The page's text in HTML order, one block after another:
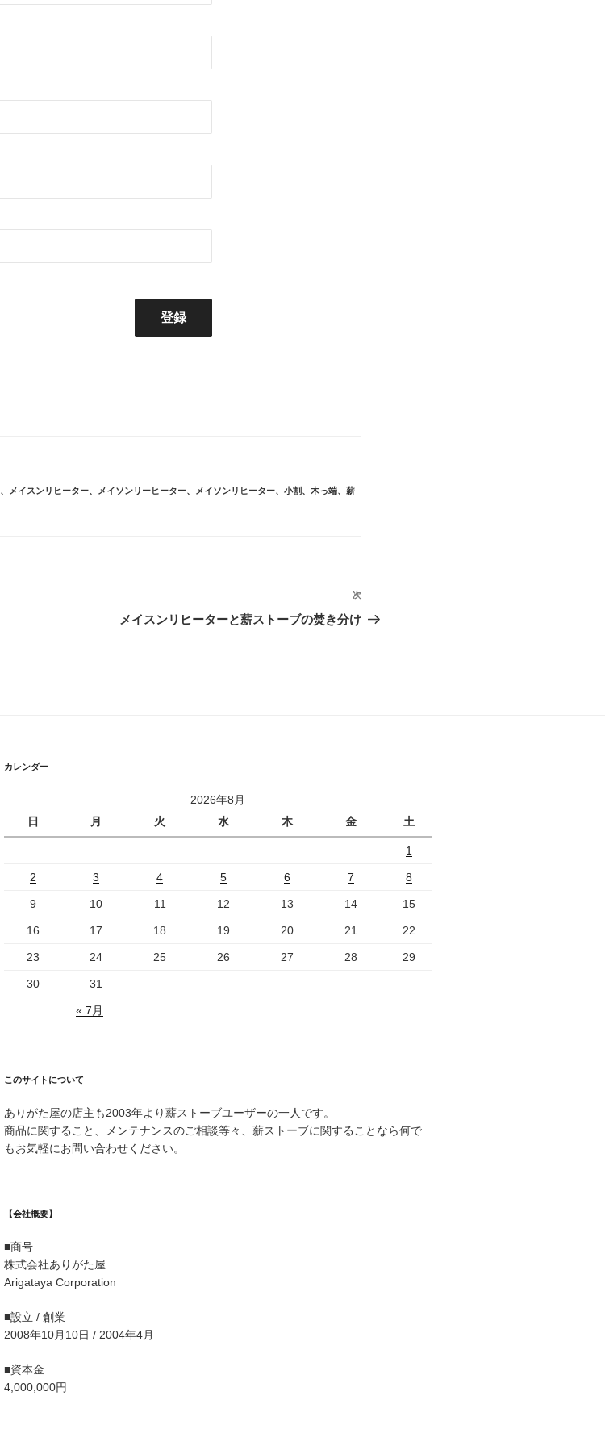
、 メイスンリヒーター、 メイソンリーヒーター、 メイソンリヒーター、 小割 、 木っ端、 薪
次
の
次
メイスンリヒーターと薪ストーブの焚き分け
カレンダー
2026年8月
日
月 火 水 木 金 土
1
2 3 4 5 6 7 8
9 10 11 12 13 14 15
16 17 18 19 20 21 22
23 24 25 26 27 28 29
30 31
« 7月
このサイトについて
ありがた屋の店主も2003年より薪ストーブユーザーの一人です。
商品に関すること、メンテナンスのご相談等々、薪ストーブに関することなら何で
もお気軽にお問い合わせください。
【会社概要】
■商号
株式会社ありがた屋
Arigataya Corporation
■設立 / 創業
2008年10月10日 / 2004年4月
■資本金
4,000,000円